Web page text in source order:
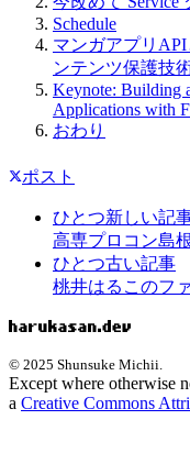
Schedule
マンガアプリ
ンテンツ保護技
Keynote: Building
Applications with
おわり
ポスト
ひとつ新しい記
高専プロコン島
ひとつ古い記事
桃井はるこのフ
© 2025 Shunsuke Michii.
Except where otherwise
a Creative Commons